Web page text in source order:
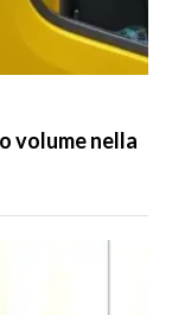
volume nella